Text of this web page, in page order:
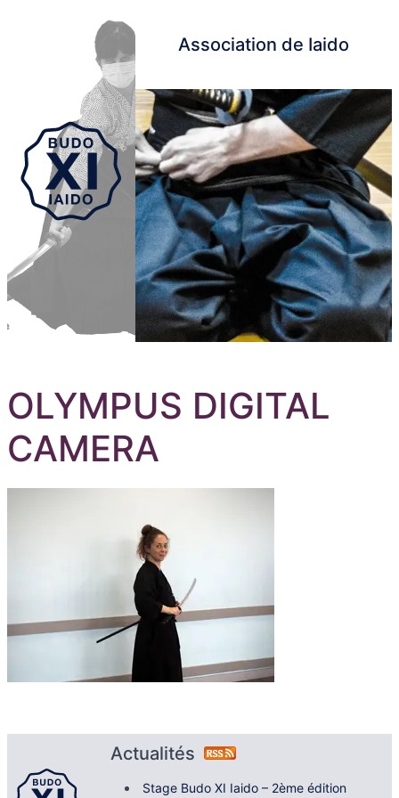
Association de Iaido
OLYMPUS DIGITAL
CAMERA
Actualités
Stage Budo XI Iaido – 2ème édition